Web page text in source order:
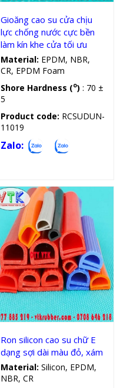
Gioăng cao su cửa chịu
lực chống nước cực bền
làm kín khe cửa tối ưu
Material: EPDM, NBR,
CR, EPDM Foam
Shore Hardness (o) : 70 ±
5
Product code: RCSUDUN-
11019
Zalo:
Gioăng chịu lực, nhiệt, dầu
Ron silicon cao su chữ E
dạng sợi dài màu đỏ, xám
Material: Silicon, EPDM,
NBR, CR